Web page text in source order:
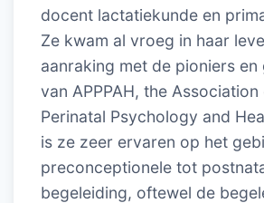
docent lactatiekunde en
Ze kwam al vroeg in haar
aanraking met de pioniers
van APPPAH, the Association
Perinatal Psychology and
is ze zeer ervaren op het
preconceptionele tot
begeleiding, oftewel de